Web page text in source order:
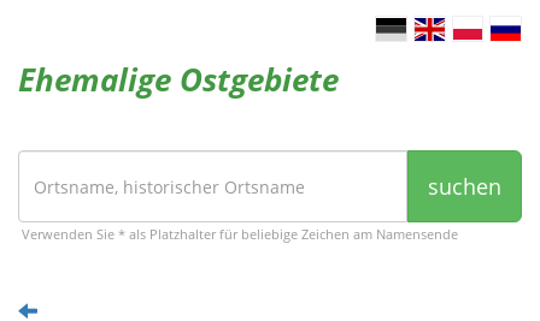
Ehemalige Ostgebiete
suchen
Verwenden Sie * als Platzhalter für beliebige Zeichen am Namensende